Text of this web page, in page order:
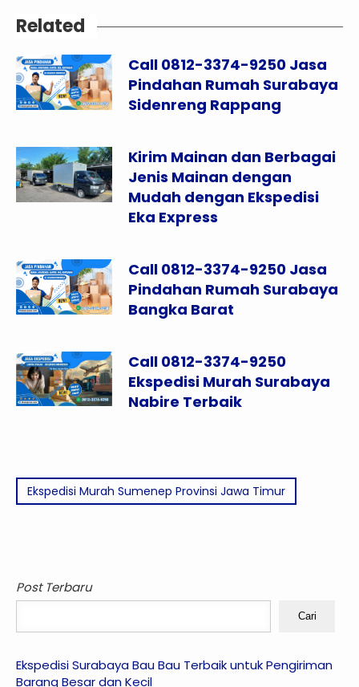
Related
Call 0812-3374-9250 Jasa
Pindahan Rumah Surabaya
Sidenreng Rappang
Kirim Mainan dan Berbagai
Jenis Mainan dengan
Mudah dengan Ekspedisi
Eka Express
Call 0812-3374-9250 Jasa
Pindahan Rumah Surabaya
Bangka Barat
Call 0812-3374-9250
Ekspedisi Murah Surabaya
Nabire Terbaik
Ekspedisi Murah Sumenep Provinsi Jawa Timur
Post Terbaru
Cari
Ekspedisi Surabaya Bau Bau Terbaik untuk Pengiriman
Barang Besar dan Kecil